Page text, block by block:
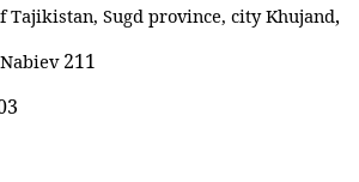
Tajikistan, Sugd province, city Khujand,
211